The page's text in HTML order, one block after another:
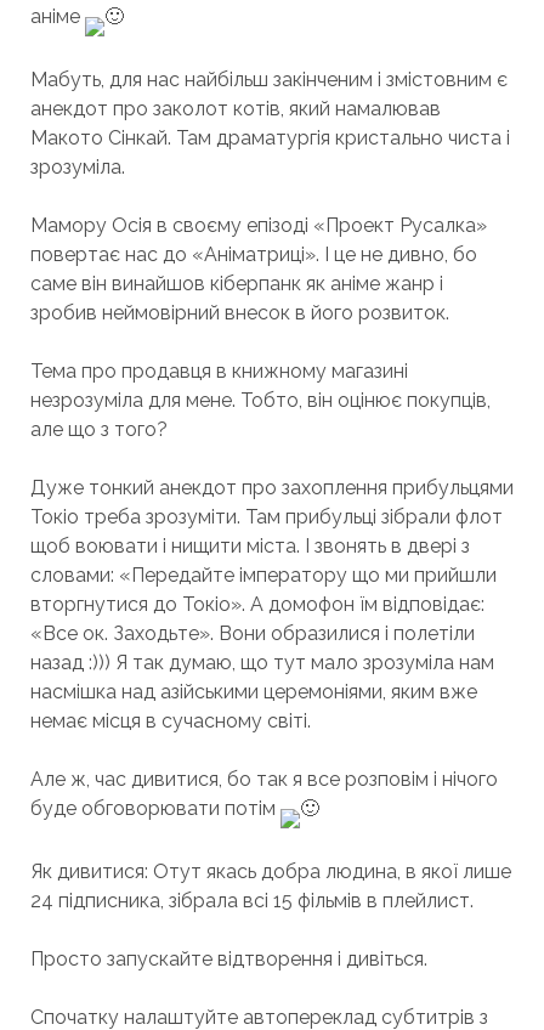
аніме
Мабуть, для нас найбільш закінченим і змістовним є
анекдот про заколот котів, який намалював
Макото Сінкай. Там драматургія кристально чиста і
зрозуміла.
Мамору Осія в своєму епізоді «Проект Русалка»
повертає нас до «Аніматриці». І це не дивно, бо
саме він винайшов кіберпанк як аніме жанр і
зробив неймовірний внесок в його розвиток.
Тема про продавця в книжному магазині
незрозуміла для мене. Тобто, він оцінює покупців,
але що з того?
Дуже тонкий анекдот про захоплення прибульцями
Токіо треба зрозуміти. Там прибульці зібрали флот
щоб воювати і нищити міста. І звонять в двері з
словами: «Передайте імператору що ми прийшли
вторгнутися до Токіо». А домофон їм відповідає:
«Все ок. Заходьте». Вони образилися і полетіли
назад :))) Я так думаю, що тут мало зрозуміла нам
насмішка над азійськими церемоніями, яким вже
немає місця в сучасному світі.
Але ж, час дивитися, бо так я все розповім і нічого
буде обговорювати потім
Як дивитися: Отут якась добра людина, в якої лише
24 підписника, зібрала всі 15 фільмів в плейлист.
Просто запускайте відтворення і дивіться.
Спочатку налаштуйте автопереклад субтитрів з